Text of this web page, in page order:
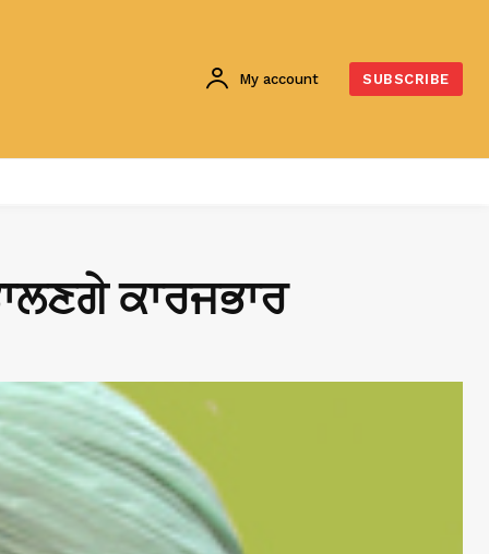
My account SUBSCRIBE
ਕਾਰਜਭਾਰ